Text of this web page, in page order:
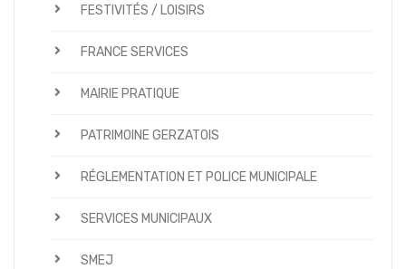
FESTIVITÉS / LOISIRS
FRANCE SERVICES
MAIRIE PRATIQUE
PATRIMOINE GERZATOIS
RÉGLEMENTATION ET POLICE MUNICIPALE
SERVICES MUNICIPAUX
SMEJ